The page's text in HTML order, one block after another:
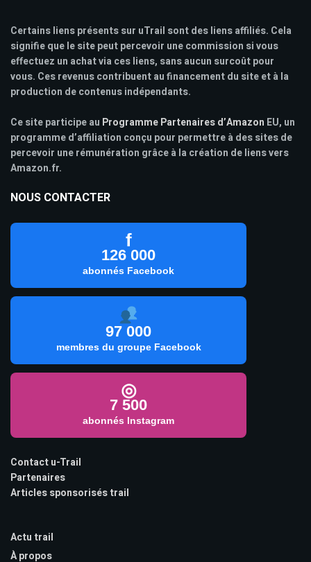
Certains liens présents sur uTrail sont des liens affiliés. Cela
signifie que le site peut percevoir une commission si vous
effectuez un achat via ces liens, sans aucun surcoût pour
vous. Ces revenus contribuent au financement du site et à la
production de contenus indépendants.
Ce site participe au Programme Partenaires d’Amazon EU, un
programme d’affiliation conçu pour permettre à des sites de
percevoir une rémunération grâce à la création de liens vers
Amazon.fr.
NOUS CONTACTER
f
126 000
abonnés Facebook
97 000
membres du groupe Facebook
◎
7 500
abonnés Instagram
Contact u-Trail
Partenaires
Articles sponsorisés trail
Actu trail
À propos